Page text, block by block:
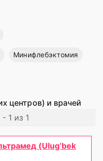
Минифлебэктомия
центров) и врачей
1 из 1
(Ulug’bek